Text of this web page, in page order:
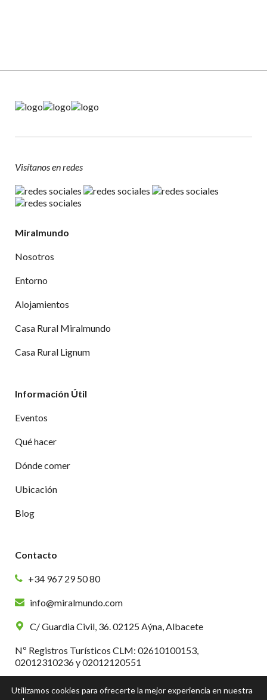
Visítanos en redes
Miralmundo
Nosotros
Entorno
Alojamientos
Casa Rural Miralmundo
Casa Rural Lignum
Información Útil
Eventos
Qué hacer
Dónde comer
Ubicación
Blog
Contacto
+34 967 29 50 80
info@miralmundo.com
C/ Guardia Civil, 36. 02125 Aýna, Albacete
Nº Registros Turísticos CLM: 02610100153,
02012310236 y 02012120551
Utilizamos cookies para ofrecerte la mejor experiencia en nuestra